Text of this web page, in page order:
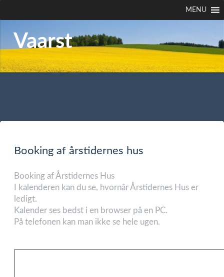
MENU
Vaarst
Booking af årstidernes hus
Booking af Årstidernes Hus
I kalenderen kan du se, hvornår Årstidernes Hus er
ledigt.
Kalender ses bedst i en browser på en PC.
På telefonen kan man ikke se hele ugen.